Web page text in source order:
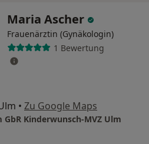
Maria Ascher
Frauenärztin (Gynäkologin)
1 Bewertung
• Zu Google Maps
Kinderwunsch-MVZ Ulm